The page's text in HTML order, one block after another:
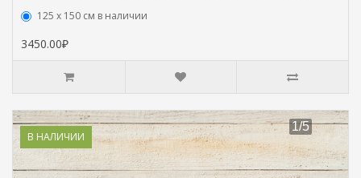
125 х 150 см в наличии
3450.00₽
В НАЛИЧИИ